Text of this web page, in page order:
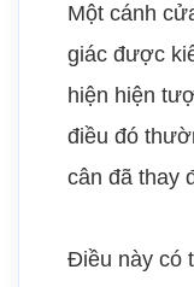
Một cánh
giác được
hiện hiện
điều đó
cân đã thay
Điều này có